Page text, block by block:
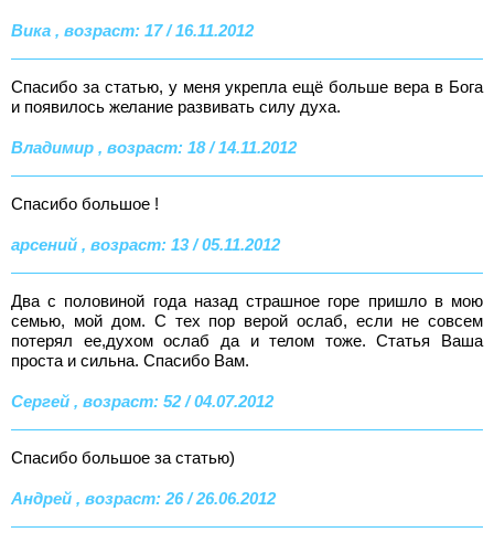
Вика , возраст: 17 / 16.11.2012
Спасибо за статью, у меня укрепла ещё больше вера в Бога
и появилось желание развивать силу духа.
Владимир , возраст: 18 / 14.11.2012
Спасибо большое !
арсений , возраст: 13 / 05.11.2012
Два с половиной года назад страшное горе пришло в мою
семью, мой дом. С тех пор верой ослаб, если не совсем
потерял ее,духом ослаб да и телом тоже. Статья Ваша
проста и сильна. Спасибо Вам.
Сергей , возраст: 52 / 04.07.2012
Спасибо большое за статью)
Андрей , возраст: 26 / 26.06.2012